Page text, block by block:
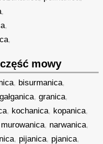
,
,
,
mowy
, bisurmanica,
gałganica,granica,
, kochanica, kopanica,
murowanica, narwanica,
, pijanica, pjanica,